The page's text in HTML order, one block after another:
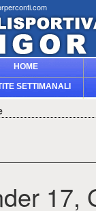
HOME
SETTIMANALI
17,